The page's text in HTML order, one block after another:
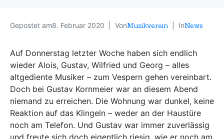
Gepostet am8. Februar 2020 VonMusikverein InNews
Auf Donnerstag letzter Woche haben sich endlich
wieder Alois, Gustav, Wilfried und Georg – alles
altgediente Musiker – zum Vespern gehen vereinbart.
Doch bei Gustav Kornmeier war an diesem Abend
niemand zu erreichen. Die Wohnung war dunkel, keine
Reaktion auf das Klingeln – weder an der Haustüre
noch am Telefon. Und Gustav war immer zuverlässig
und freute sich doch eigentlich riesig, wie er noch am